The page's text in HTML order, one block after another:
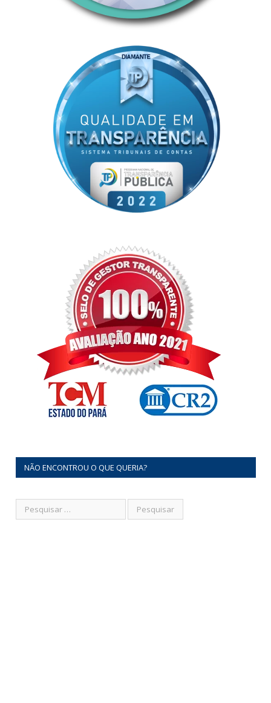
NÃO ENCONTROU O QUE QUERIA?